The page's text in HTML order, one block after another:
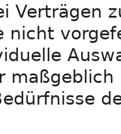
Verträgen
nicht
maßgeblich